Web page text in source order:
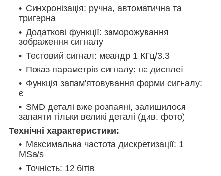
Синхронізація: ручна, автоматична та
тригерна
Додаткові функції: заморожування
зображення сигналу
Тестовий сигнал: меандр 1 КГц/3.3
Показ параметрів сигналу: на дисплеї
Функція запам'ятовування форми сигналу:
є
SMD деталі вже розпаяні, залишилося
запаяти тільки великі деталі (див. фото)
Технічні характеристики:
Максимальна частота дискретизації: 1
MSa/s
Точність: 12 бітів